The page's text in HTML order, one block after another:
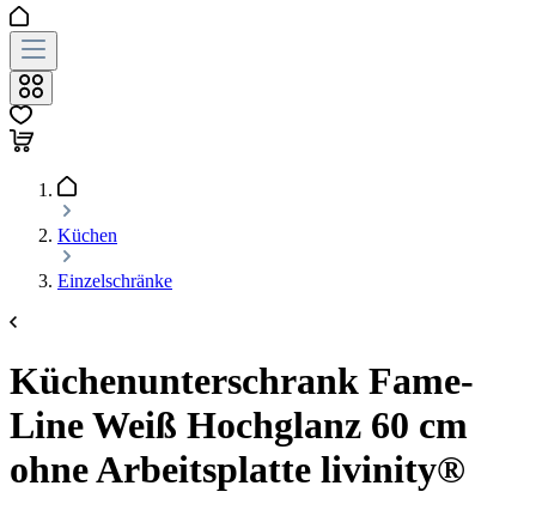
Küchen
Einzelschränke
Küchenunterschrank Fame-
Line Weiß Hochglanz 60 cm
ohne Arbeitsplatte livinity®